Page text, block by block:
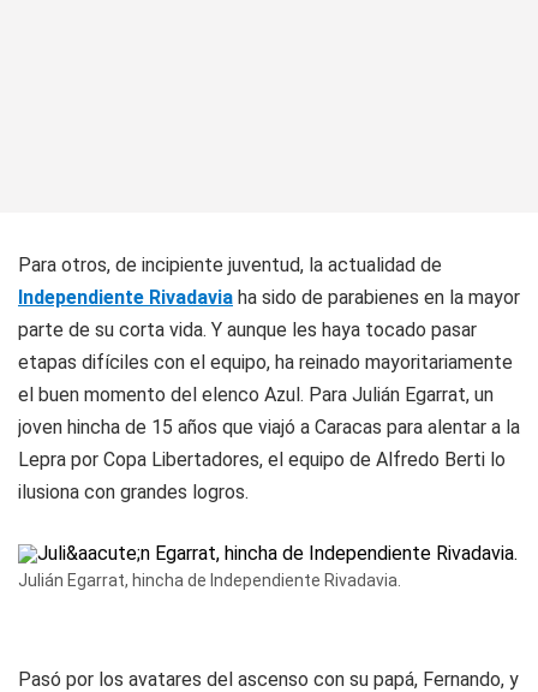
Para otros, de incipiente juventud, la actualidad de
Independiente Rivadavia ha sido de parabienes en la mayor
parte de su corta vida. Y aunque les haya tocado pasar
etapas difíciles con el equipo, ha reinado mayoritariamente
el buen momento del elenco Azul. Para Julián Egarrat, un
joven hincha de 15 años que viajó a Caracas para alentar a la
Lepra por Copa Libertadores, el equipo de Alfredo Berti lo
ilusiona con grandes logros.
Julián Egarrat, hincha de Independiente Rivadavia.
Pasó por los avatares del ascenso con su papá, Fernando, y